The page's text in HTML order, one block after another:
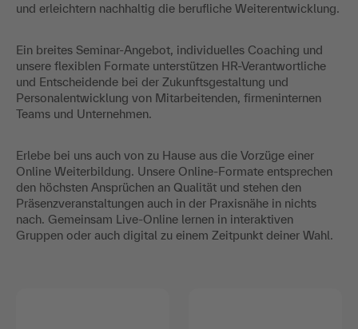
und erleichtern nachhaltig die berufliche Weiterentwicklung.
Ein breites Seminar-Angebot, individuelles Coaching und
unsere flexiblen Formate unterstützen HR-Verantwortliche
und Entscheidende bei der Zukunftsgestaltung und
Personalentwicklung von Mitarbeitenden, firmeninternen
Teams und Unternehmen.
Erlebe bei uns auch von zu Hause aus die Vorzüge einer
Online Weiterbildung. Unsere Online-Formate entsprechen
den höchsten Ansprüchen an Qualität und stehen den
Präsenzveranstaltungen auch in der Praxisnähe in nichts
nach. Gemeinsam Live-Online lernen in interaktiven
Gruppen oder auch digital zu einem Zeitpunkt deiner Wahl.